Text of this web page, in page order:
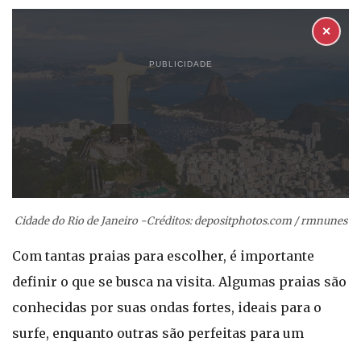
PUBLICIDADE
✕
Cidade do Rio de Janeiro -Créditos: depositphotos.com / rmnunes
Com tantas praias para escolher, é importante
definir o que se busca na visita. Algumas praias são
conhecidas por suas ondas fortes, ideais para o
surfe, enquanto outras são perfeitas para um